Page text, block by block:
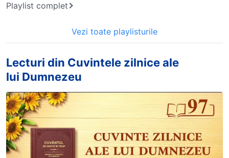
Playlist complet
Vezi toate playlisturile
Lecturi din Cuvintele zilnice ale
lui Dumnezeu